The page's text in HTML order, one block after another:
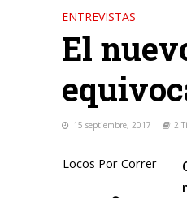
ENTREVISTAS
El
15 septiembre, 2017 2
Locos Por Correr